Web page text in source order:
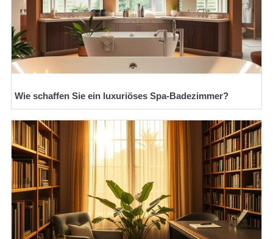
Wie schaffen Sie ein luxuriöses Spa-Badezimmer?